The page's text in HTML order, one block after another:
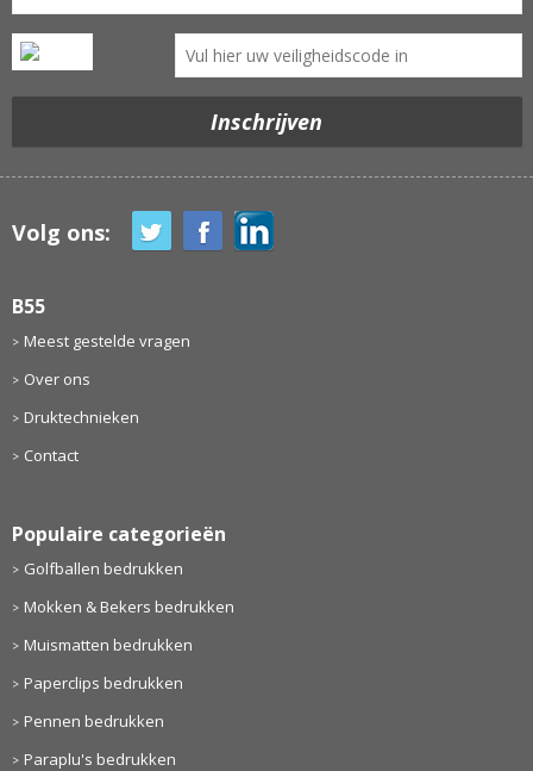
Volg ons:
B55
Meest gestelde vragen
Over ons
Druktechnieken
Contact
Populaire categorieën
Golfballen bedrukken
Mokken & Bekers bedrukken
Muismatten bedrukken
Paperclips bedrukken
Pennen bedrukken
Paraplu's bedrukken